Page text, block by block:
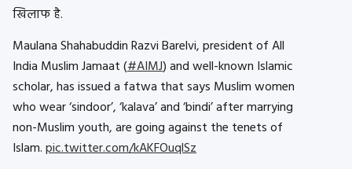
खिलाफ है.
Maulana Shahabuddin Razvi Barelvi, president of All
India Muslim Jamaat (#AIMJ) and well-known Islamic
scholar, has issued a fatwa that says Muslim women
who wear ‘sindoor’, ‘kalava’ and ‘bindi’ after marrying
non-Muslim youth, are going against the tenets of
Islam.pic.twitter.com/kAKFOuqlSz